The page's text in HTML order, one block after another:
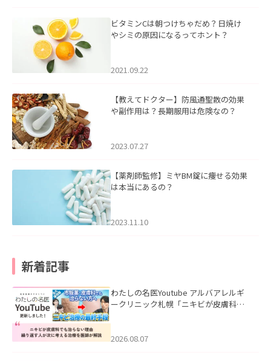
ビタミンCは朝つけちゃだめ？日焼け
やシミの原因になるってホント？
2021.09.22
【教えてドクター】防風通聖散の効果
や副作用は？長期服用は危険なの？
2023.07.27
【薬剤師監修】ミヤBM錠に痩せる効果
は本当にあるの？
2023.11.10
新着記事
わたしの名医Youtube アルバアレルギ
ークリニック札幌「ニキビが皮膚科で
ました。
2026.08.07